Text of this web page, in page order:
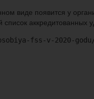
виде появится у
список
fss-v-2020-